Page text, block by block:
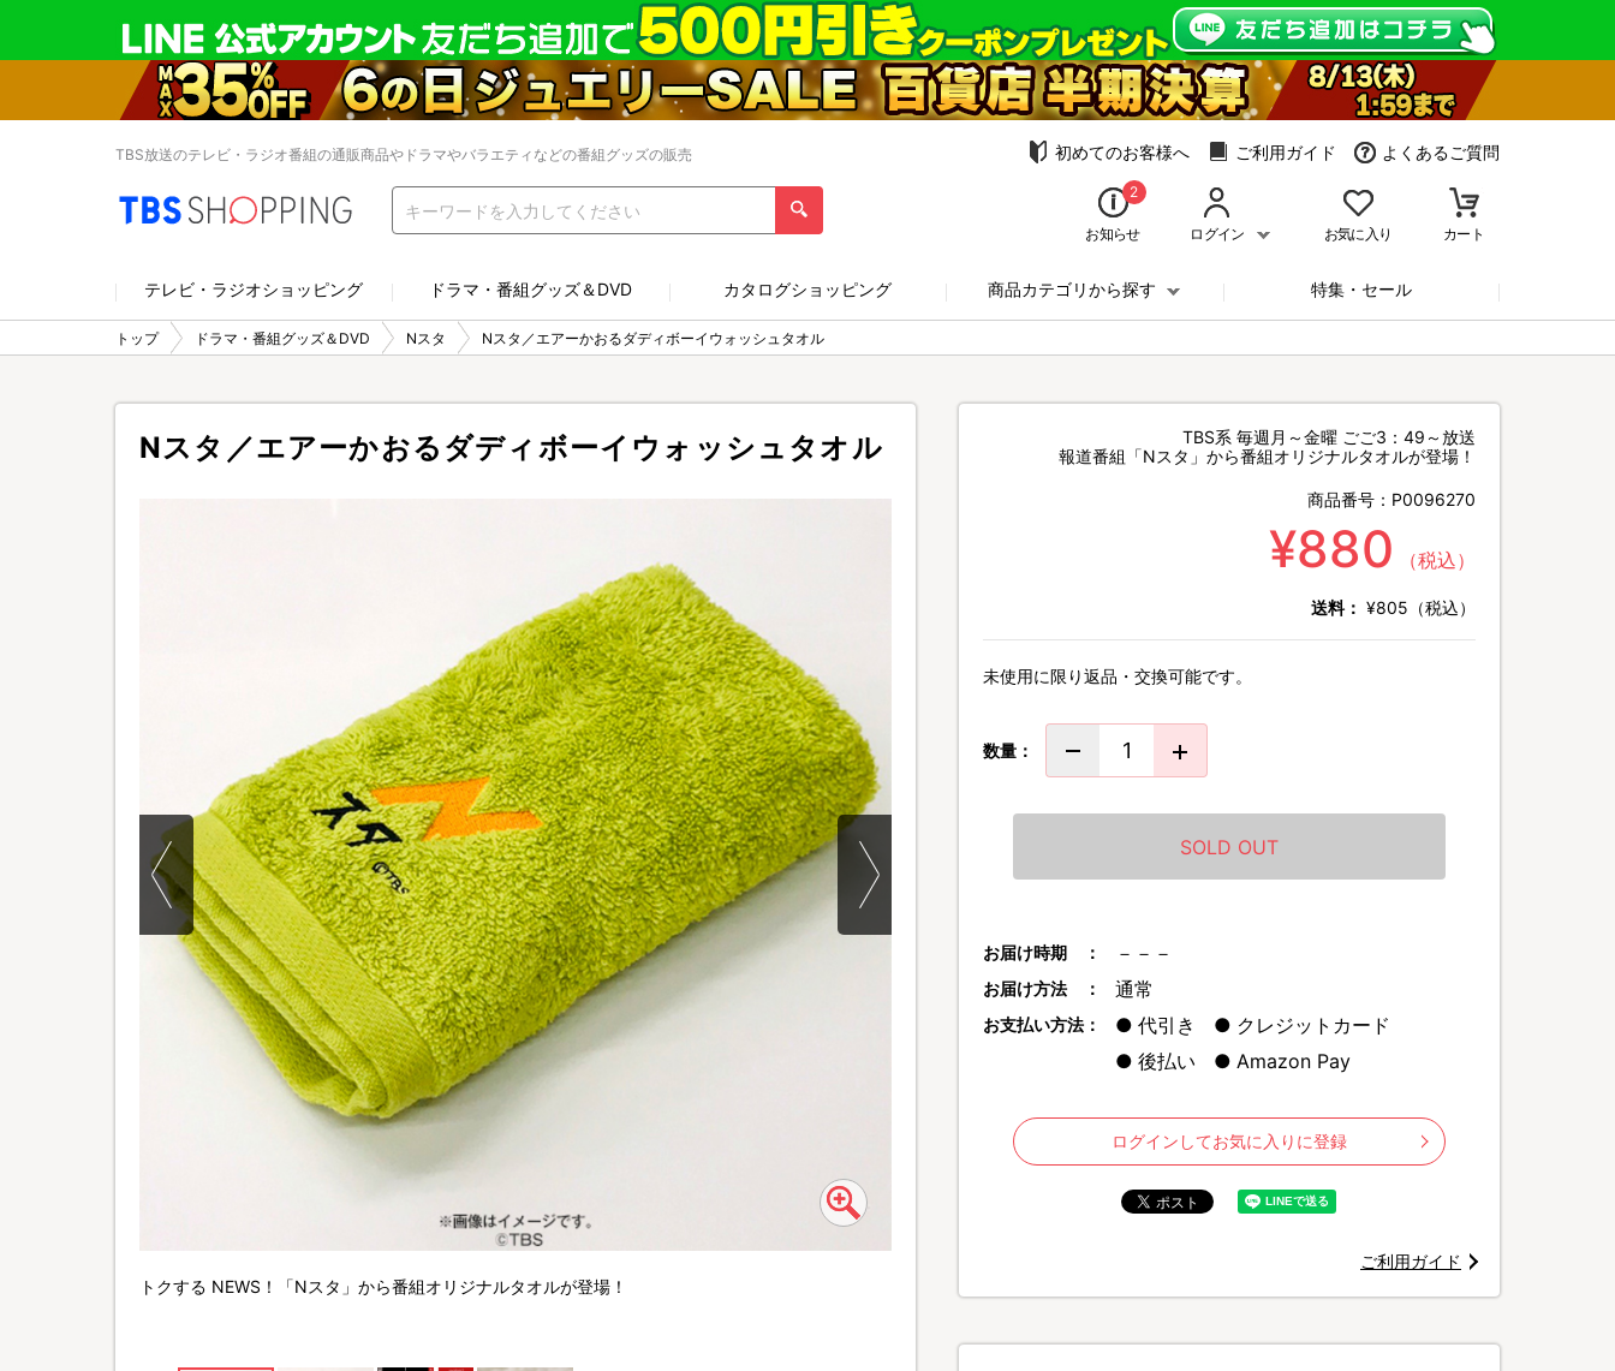
TBS放送のテレビ・ラジオ番組の通販商品やドラマやバラエティなどの番組グッズの販売 初めてのお客様へ ご利用ガイド よくあるご質問
2
お知らせ ログイン お気に入り カート
テレビ・ラジオショッピング ドラマ・番組グッズ＆DVD カタログショッピング 商品カテゴリから探す 特集・セール
トップ ドラマ・番組グッズ＆DVD Nスタ Nスタ／エアーかおるダディボーイウォッシュタオル
Nスタ／エアーかおるダディボーイウォッシュタオル
トクする NEWS！「Nスタ」から番組オリジナルタオルが登場！
TBS系 毎週月～金曜 ごご3：49～放送
報道番組「Nスタ」から番組オリジナルタオルが登場！
商品番号： P0096270
¥880 （税込）
送料： ¥805（税込）
未使用に限り返品・交換可能です。
数量：
SOLD OUT
お届け時期 ： －－－
お届け方法 ： 通常
お支払い方法： 代引き
クレジットカード
後払い
Amazon Pay
ログインしてお気に入りに登録
ご利用ガイド